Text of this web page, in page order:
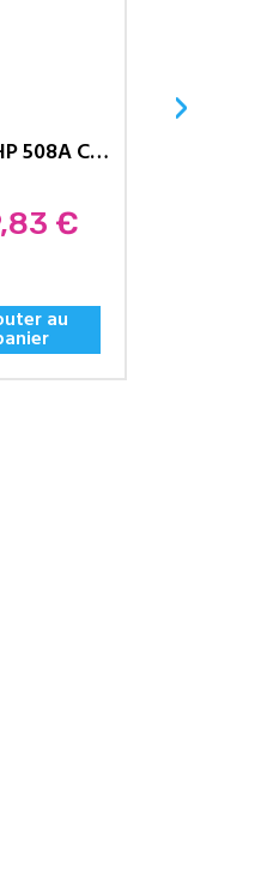
Toner HP 508A Compatible CF362A-...
€
au
›